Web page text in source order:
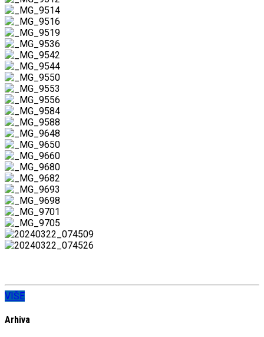
VIŠE
Arhiva